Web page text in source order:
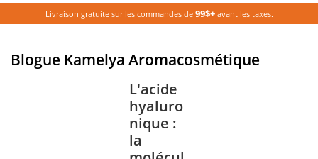
Livraison gratuite sur les commandes de 99$+avant les taxes.
Blogue Kamelya Aromacosmétique
L'acide
hyaluro
nique :
la